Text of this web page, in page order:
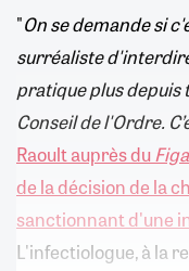
"On se demande si
surréaliste
pratique plus depuis
Conseil de l'Ordre.
Raoult auprès du
de la décision de la
sanctionnant d'une
L'infectiologue, à la